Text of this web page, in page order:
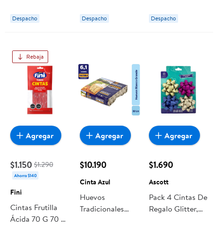
Despacho
Café, Pack 3 Un 1
Un Scotch
Despacho Despacho
Rebaja
$1.150 $1.290
Ahorra $140
Fini
Cintas Frutilla
Ácida 70 G 70 g
Agregar
$10.190
Cinta Azul
Huevos
Tradicionales
Agregar
$1.690
Ascott
Pack 4 Cintas De
Regalo Glitter,
Agregar